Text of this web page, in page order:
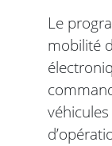
Le
mobilité